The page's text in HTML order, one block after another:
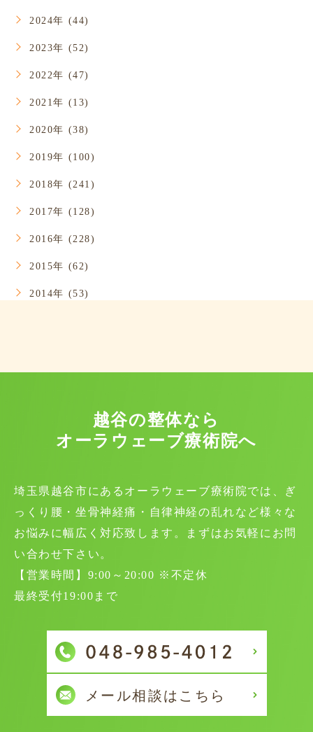
2024年 (44)
2023年 (52)
2022年 (47)
2021年 (13)
2020年 (38)
2019年 (100)
2018年 (241)
2017年 (128)
2016年 (228)
2015年 (62)
2014年 (53)
越谷の整体なら
オーラウェーブ療術院へ
埼玉県越谷市にあるオーラウェーブ療術院では、ぎ
っくり腰・坐骨神経痛・自律神経の乱れなど様々な
お悩みに幅広く対応致します。まずはお気軽にお問
い合わせ下さい。
【営業時間】9:00～20:00 ※不定休
最終受付19:00まで